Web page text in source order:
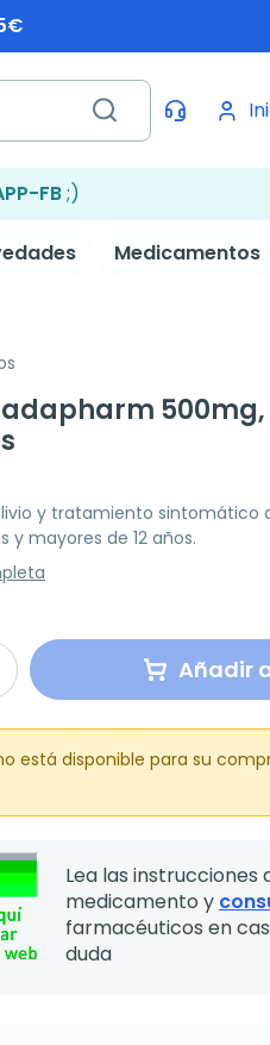
FB;)
Medicamentos
500mg,
y tratamiento sintomático
mayores de 12 años.
Añadir
está disponible para su
Lea las instrucciones
medicamento y
farmacéuticos en
duda